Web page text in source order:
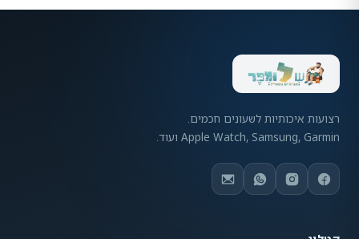
רצועות איכותיות לשעונים חכמים.
Apple Watch, Samsung, Garmin ועוד.